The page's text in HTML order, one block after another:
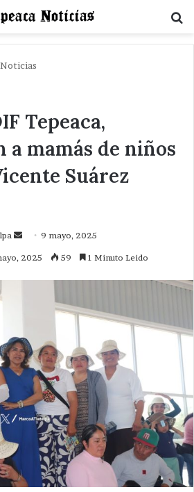
Noticias
Tepeaca,
a mamás de niños
Suárez
Send9 mayo, 2025
2025 59 1 Minuto Leido